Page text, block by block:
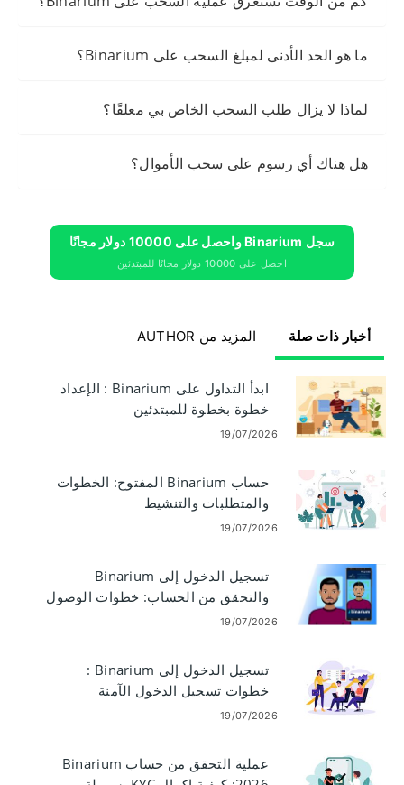
ما هو الحد الأدنى لمبلغ السحب على Binarium؟
لماذا لا يزال طلب السحب الخاص بي معلقًا؟
هل هناك أي رسوم على سحب الأموال؟
سجل Binarium واحصل على 10000 دولار مجانًا
احصل على 10000 دولار مجانًا للمبتدئين
المزيد من AUTHOR أخبار ذات صلة
ابدأ التداول على Binarium : الإعداد
خطوة بخطوة للمبتدئين
19/07/2026
حساب Binarium المفتوح: الخطوات
والمتطلبات والتنشيط
19/07/2026
تسجيل الدخول إلى Binarium
والتحقق من الحساب: خطوات الوصول
والمستندات
19/07/2026
تسجيل الدخول إلى Binarium :
خطوات تسجيل الدخول الآمنة
واستكشاف الأخطاء وإصلاحها
19/07/2026
عملية التحقق من حساب Binarium